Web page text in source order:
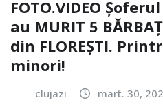
FOTO.VIDEO
au MURIT 5
din FLOREȘTI.
minori!
clujazi mart. 30,